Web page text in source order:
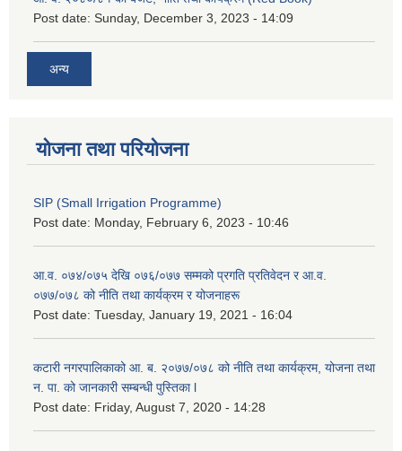
Post date: Sunday, December 3, 2023 - 14:09
अन्य
योजना तथा परियोजना
SIP (Small Irrigation Programme)
Post date: Monday, February 6, 2023 - 10:46
आ.व. ०७४/०७५ देखि ०७६/०७७ सम्मको प्रगति प्रतिवेदन र आ.व.
०७७/०७८ को नीति तथा कार्यक्रम र योजनाहरू
Post date: Tuesday, January 19, 2021 - 16:04
कटारी नगरपालिकाको आ. ब. २०७७/०७८ को नीति तथा कार्यक्रम, योजना तथा
न. पा. को जानकारी सम्बन्धी पुस्तिका l
Post date: Friday, August 7, 2020 - 14:28